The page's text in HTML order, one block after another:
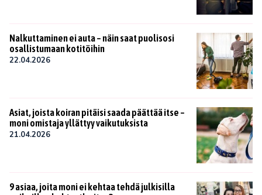
Nalkuttaminen ei auta – näin saat puolisosi
osallistumaan kotitöihin
22.04.2026
Asiat, joista koiran pitäisi saada päättää itse –
moni omistaja yllättyy vaikutuksista
21.04.2026
9 asiaa, joita moni ei kehtaa tehdä julkisilla